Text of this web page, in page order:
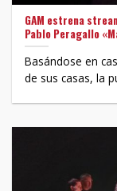
GAM estrena
Pablo Peragallo
Basándose en
de sus casas, la